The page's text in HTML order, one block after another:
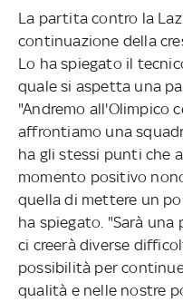
La partita contro la
continuazione della
Lo ha spiegato il
quale si aspetta una
"Andremo all'Olimpico
affrontiamo una
ha gli stessi punti che
momento positivo
quella di mettere un
ha spiegato. "Sarà
ci creerà diverse
possibilità per
qualità e nelle nostre